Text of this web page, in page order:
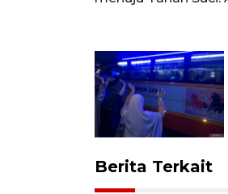
Berita Terkait